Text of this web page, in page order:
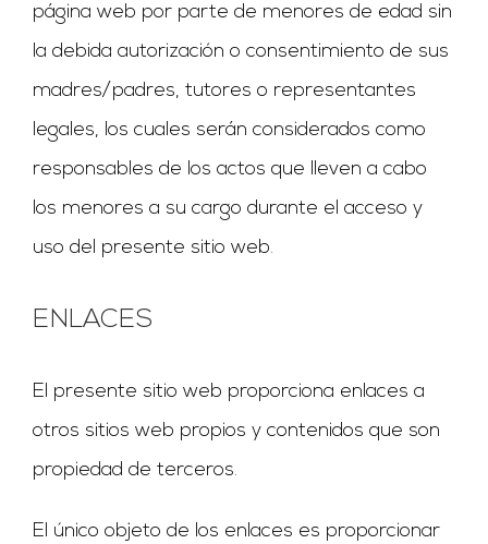
página web por parte de menores de edad sin
la debida autorización o consentimiento de sus
madres/padres, tutores o representantes
legales, los cuales serán considerados como
responsables de los actos que lleven a cabo
los menores a su cargo durante el acceso y
uso del presente sitio web.
ENLACES
El presente sitio web proporciona enlaces a
otros sitios web propios y contenidos que son
propiedad de terceros.
El único objeto de los enlaces es proporcionar